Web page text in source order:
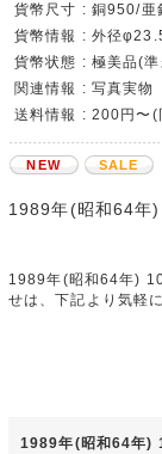
貨幣尺寸 : 銅950/
貨幣情報 : 外径
貨幣状態 : 極美品(
関連情報 : 写真実物
送料情報 : 200円〜(
NEW SALE
1989年(昭和64年
1989年(昭和64年)
せは、下記より気軽
1989年(昭和64年)